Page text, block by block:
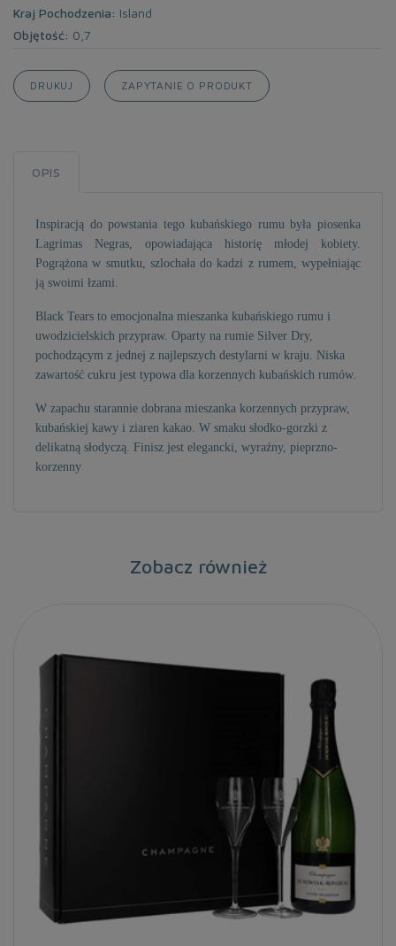
Kraj Pochodzenia: Island
Objętość: 0,7
DRUKUJ ZAPYTANIE O PRODUKT
OPIS
Inspiracją do powstania tego kubańskiego rumu była piosenka
Lagrimas Negras, opowiadająca historię młodej kobiety.
Pogrążona w smutku, szlochała do kadzi z rumem, wypełniając
ją swoimi łzami.
Black Tears to emocjonalna mieszanka kubańskiego rumu i
uwodzicielskich przypraw. Oparty na rumie Silver Dry,
pochodzącym z jednej z najlepszych destylarni w kraju. Niska
zawartość cukru jest typowa dla korzennych kubańskich rumów.
W zapachu starannie dobrana mieszanka korzennych przypraw,
kubańskiej kawy i ziaren kakao. W smaku słodko-gorzki z
delikatną słodyczą. Finisz jest elegancki, wyraźny, pieprzno-
korzenny
Zobacz również